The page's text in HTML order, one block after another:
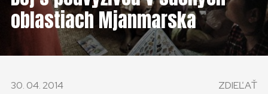
KONTAKT
SLOVENSKO
oblastiach Mjanmarska
30. 04. 2014 ZDIEĽAŤ